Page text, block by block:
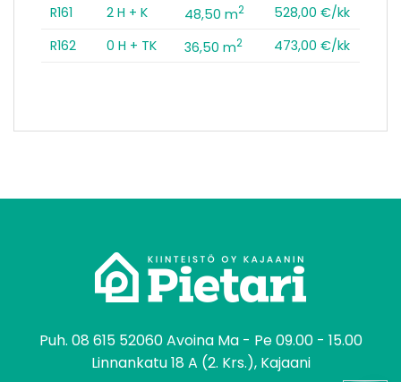
R161
2 H + K 48,50 m2
528,00 €/kk
R162
0 H + TK 36,50 m2 473,00 €/kk
Puh. 08 615 52060Avoina Ma - Pe 09.00 - 15.00
Linnankatu 18 A (2. Krs.), Kajaani